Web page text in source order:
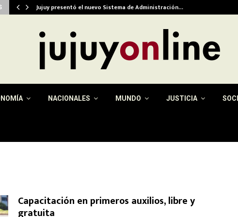
Jujuy presentó el nuevo Sistema de Administración…
NACIONALES MUNDO JUSTICIA
Capacitación en primeros auxilios, libre y
gratuita